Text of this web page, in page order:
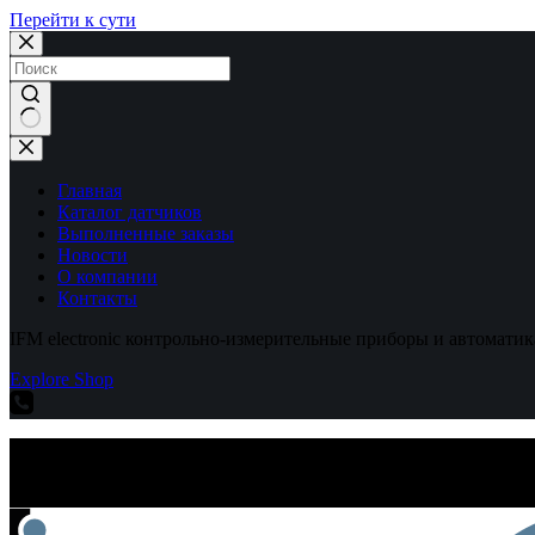
Перейти к сути
Ничего
не
найденоГлавная
Каталог датчиков
Выполненные заказы
Новости
О компании
Контакты
IFM electronic контрольно-измерительные приборы и
Explore Shop